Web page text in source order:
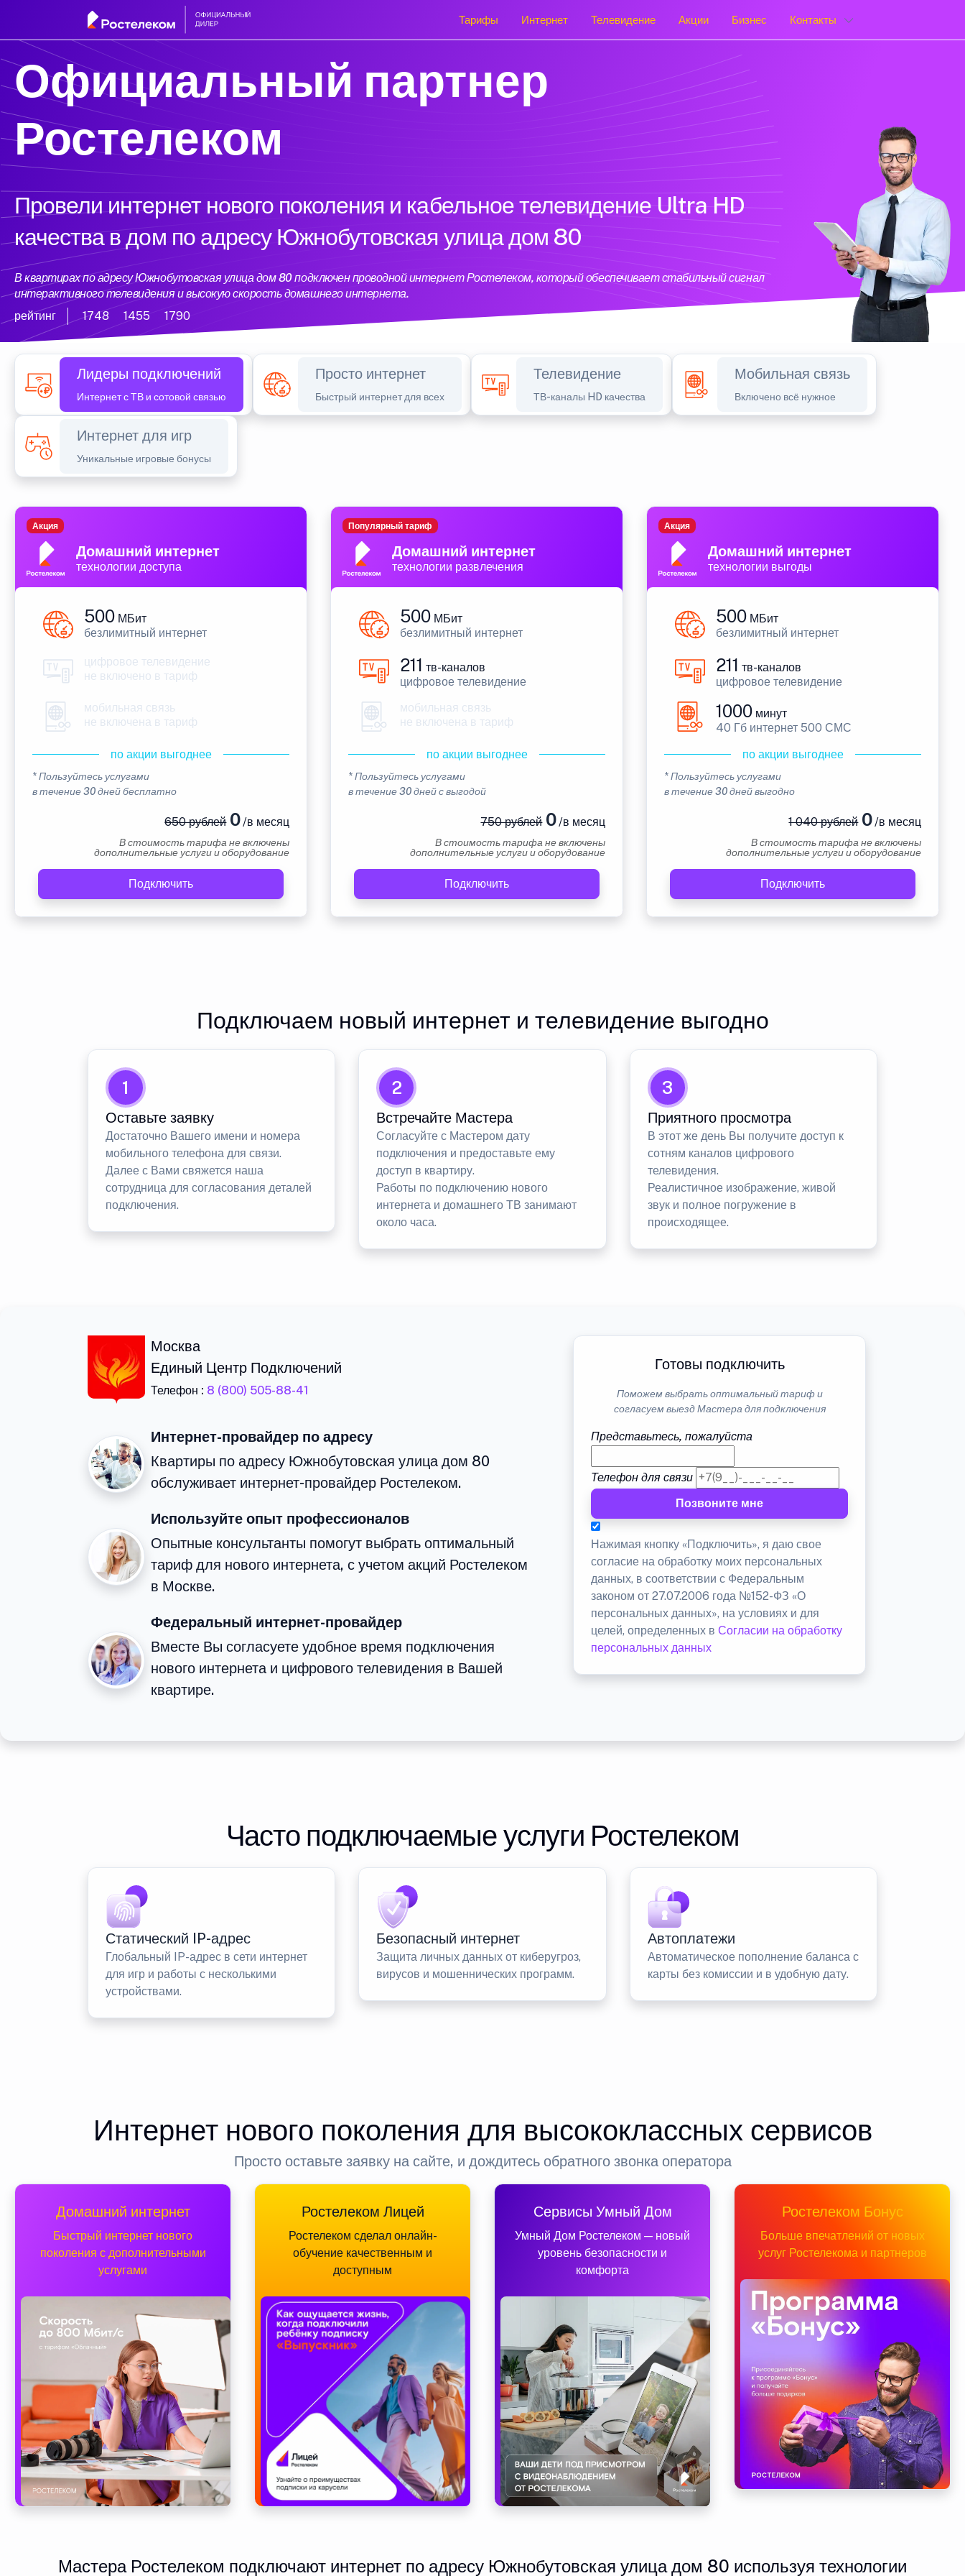
Тарифы Интернет Телевидение Акции Бизнес Контакты
Официальный партнер
Ростелеком
Провели интернет нового поколения и кабельное телевидение Ultra HD
качества в дом по адресу Южнобутовская улица дом 80
В квартирах по адресу Южнобутовская улица дом 80 подключен проводной интернет Ростелеком, который обеспечивает стабильный сигнал
интерактивного телевидения и высокую скорость домашнего интернета.
рейтинг
1748 1455 1790
Лидеры подключений
Интернет с ТВ и сотовой связью
Просто интернет
Быстрый интернет для всех
Телевидение
ТВ-каналы HD качества
Мобильная связь
Включено всё нужное
Интернет для игр
Уникальные игровые бонусы
Домашний интернет
технологии доступа
Акция
500 МБит
безлимитный интернет
цифровое телевидение
не включено в тариф
мобильная связь
не включена в тариф
по акции выгоднее
* Пользуйтесь услугами
в течение 30 дней бесплатно
650 рублей0/в месяц
В стоимость тарифа не включены
дополнительные услуги и оборудование
Подключить
Домашний интернет
технологии развлечения
Популярный тариф
500 МБит
безлимитный интернет
211 тв-каналов
цифровое телевидение
мобильная связь
не включена в тариф
по акции выгоднее
* Пользуйтесь услугами
в течение 30 дней с выгодой
750 рублей0/в месяц
В стоимость тарифа не включены
дополнительные услуги и оборудование
Подключить
Домашний интернет
технологии выгоды
Акция
500 МБит
безлимитный интернет
211 тв-каналов
цифровое телевидение
1000 минут
40 Гб интернет 500 СМС
по акции выгоднее
* Пользуйтесь услугами
в течение 30 дней выгодно
1 040 рублей0/в месяц
В стоимость тарифа не включены
дополнительные услуги и оборудование
Подключить
Подключаем новый интернет и телевидение выгодно
1
Оставьте заявку
Достаточно Вашего имени и номера
мобильного телефона для связи.
Далее с Вами свяжется наша
сотрудница для согласования деталей
подключения.
2
Встречайте Мастера
Согласуйте с Мастером дату
подключения и предоставьте ему
доступ в квартиру.
Работы по подключению нового
интернета и домашнего ТВ занимают
около часа.
3
Приятного просмотра
В этот же день Вы получите доступ к
сотням каналов цифрового
телевидения.
Реалистичное изображение, живой
звук и полное погружение в
происходящее.
Москва
Единый Центр Подключений
Телефон : 8 (800) 505-88-41
Интернет-провайдер по адресу
Квартиры по адресу Южнобутовская улица дом 80
обслуживает интернет-провайдер Ростелеком.
Используйте опыт профессионалов
Опытные консультанты помогут выбрать оптимальный
тариф для нового интернета, с учетом акций Ростелеком
в Москве.
Федеральный интернет-провайдер
Вместе Вы согласуете удобное время подключения
нового интернета и цифрового телевидения в Вашей
квартире.
Готовы подключить
Поможем выбрать оптимальный тариф и
согласуем выезд Мастера для подключения
Представьтесь, пожалуйста
Телефон для связи
Позвоните мне
Нажимая кнопку «Подключить», я даю свое
согласие на обработку моих персональных
данных, в соответствии с Федеральным
законом от 27.07.2006 года №152-ФЗ «О
персональных данных», на условиях и для
целей, определенных вСогласии на обработку
персональных данных
Часто подключаемые услуги Ростелеком
Статический IP-адрес
Глобальный IP-адрес в сети интернет
для игр и работы с несколькими
устройствами.
Безопасный интернет
Защита личных данных от киберугроз,
вирусов и мошеннических программ.
Автоплатежи
Автоматическое пополнение баланса с
карты без комиссии и в удобную дату.
Интернет нового поколения для высококлассных сервисов
Просто оставьте заявку на сайте, и дождитесь обратного звонка оператора
Домашний интернет
Быстрый интернет нового
поколения с дополнительными
услугами
Ростелеком Лицей
Ростелеком сделал онлайн-
обучение качественным и
доступным
Сервисы Умный Дом
Умный Дом Ростелеком — новый
уровень безопасности и
комфорта
Ростелеком Бонус
Больше впечатлений от новых
услуг Ростелекома и партнеров
Мастера Ростелеком подключают интернет по адресу Южнобутовская улица дом 80 используя технологии